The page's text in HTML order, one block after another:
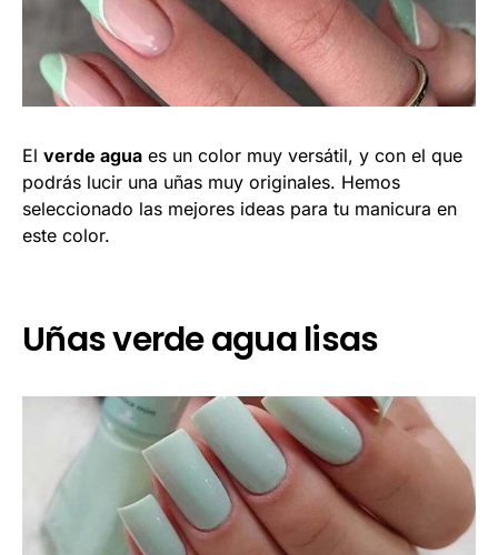
El verde agua es un color muy versátil, y con el que
podrás lucir una uñas muy originales. Hemos
seleccionado las mejores ideas para tu manicura en
este color.
Uñas verde agua lisas